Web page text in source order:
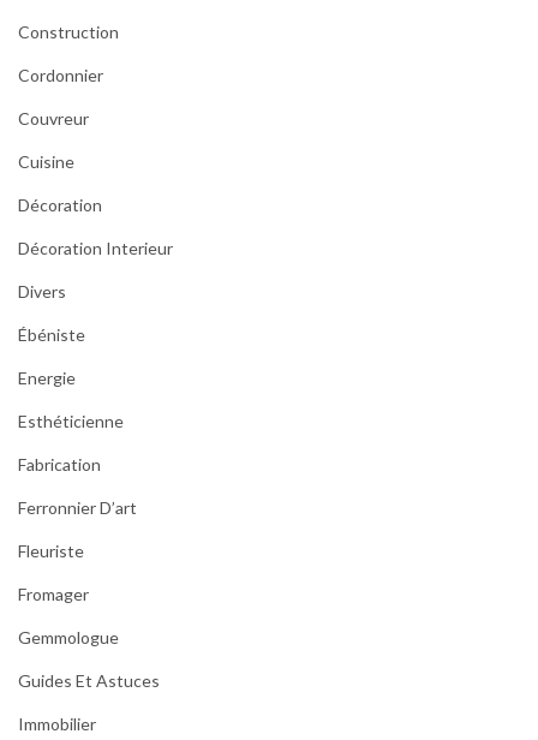
Construction
Cordonnier
Couvreur
Cuisine
Décoration
Décoration Interieur
Divers
Ébéniste
Energie
Esthéticienne
Fabrication
Ferronnier D’art
Fleuriste
Fromager
Gemmologue
Guides Et Astuces
Immobilier